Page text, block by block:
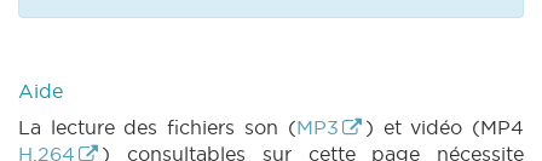
DECRET 1047 n28 (2017-2018) (PDF)
DECRET 1047 n29 (2017-2018) (PDF)
|
DECRET 1047 n30 (2017-2018) (PDF)
|
Aide
La lecture des fichiers son (MP3
) et vidéo (MP4
H.264
) consultables sur cette page nécessite